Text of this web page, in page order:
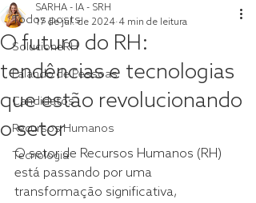
Todos posts
SolucioneRH
Falando de Pessoas
Candidatos
Recursos Humanos
Tecnologia
O futuro do RH:
tendências e tecnologias
que estão revolucionando
o setor
SARHA - IA - SRH
17 de jul. de 2024 4 min de leitura
O setor de Recursos Humanos (RH)
está passando por uma
transformação significativa,